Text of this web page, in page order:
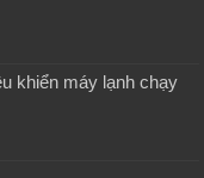
khiển máy lạnh chạy